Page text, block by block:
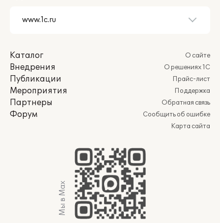
Каталог
Внедрения
Публикации
Мероприятия
Партнеры
Форум
О сайте
О решениях 1С
Прайс-лист
Поддержка
Обратная связь
Сообщить об ошибке
Карта сайта
Мы в Max